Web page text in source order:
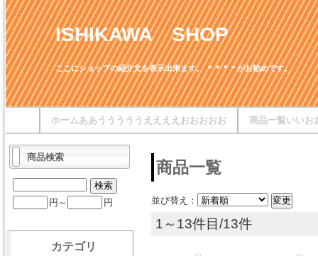
ISHIKAWA SHOP
ここにショップの紹介文を表示出来ます。 ＊＊＊＊がお勧めです。
商品一覧いいお
ホームああうううううええええおおおおお
商品一覧
並び替え：
1～13件目/13件
商品検索
円～ 円
カテゴリ